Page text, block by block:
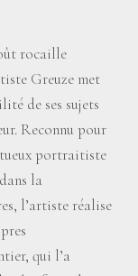
rocaille
Greuze met
de ses sujets
Reconnu pour
portraitiste
la
l’artiste réalise
qui l’a